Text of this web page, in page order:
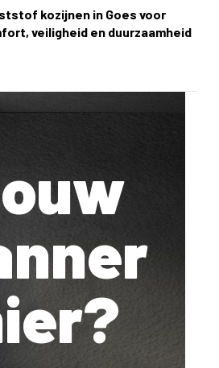
kozijnen in Goes voor
veiligheid en duurzaamheid